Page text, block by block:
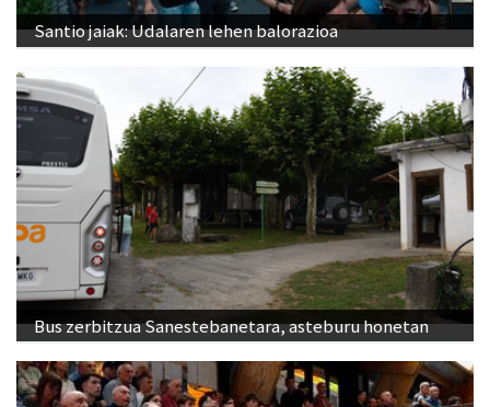
Santio jaiak: Udalaren lehen balorazioa
Bus zerbitzua Sanestebanetara, asteburu honetan